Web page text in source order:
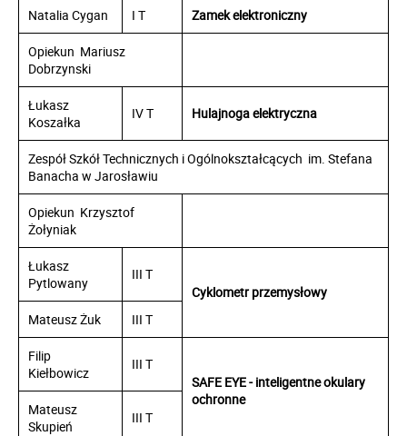
Natalia Cygan I T Zamek elektroniczny
Opiekun Mariusz
Dobrzynski
Łukasz
Koszałka
IV T Hulajnoga elektryczna
Zespół Szkół Technicznych i Ogólnokształcących im. Stefana
Banacha w Jarosławiu
Opiekun Krzysztof
Żołyniak
Łukasz
Pytlowany
III T
Cyklometr przemysłowy
Mateusz Żuk
III T
Filip
Kiełbowicz
III T
SAFE EYE - inteligentne okulary
ochronne
Mateusz
Skupień
III T